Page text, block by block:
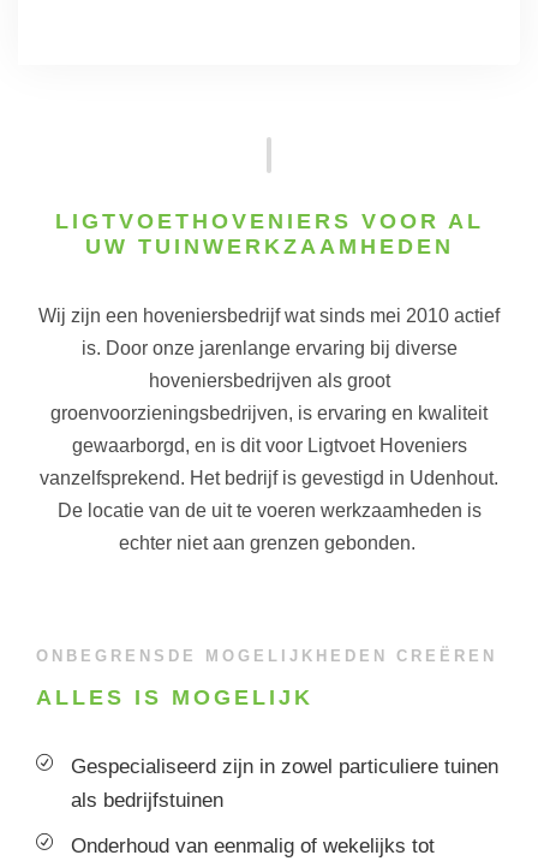
LIGTVOETHOVENIERS VOOR AL
UW TUINWERKZAAMHEDEN
Wij zijn een hoveniersbedrijf wat sinds mei 2010 actief
is. Door onze jarenlange ervaring bij diverse
hoveniersbedrijven als groot
groenvoorzieningsbedrijven, is ervaring en kwaliteit
gewaarborgd, en is dit voor Ligtvoet Hoveniers
vanzelfsprekend. Het bedrijf is gevestigd in Udenhout.
De locatie van de uit te voeren werkzaamheden is
echter niet aan grenzen gebonden.
ONBEGRENSDE MOGELIJKHEDEN CREËREN
ALLES IS MOGELIJK
Gespecialiseerd zijn in zowel particuliere tuinen
als bedrijfstuinen
Onderhoud van eenmalig of wekelijks tot